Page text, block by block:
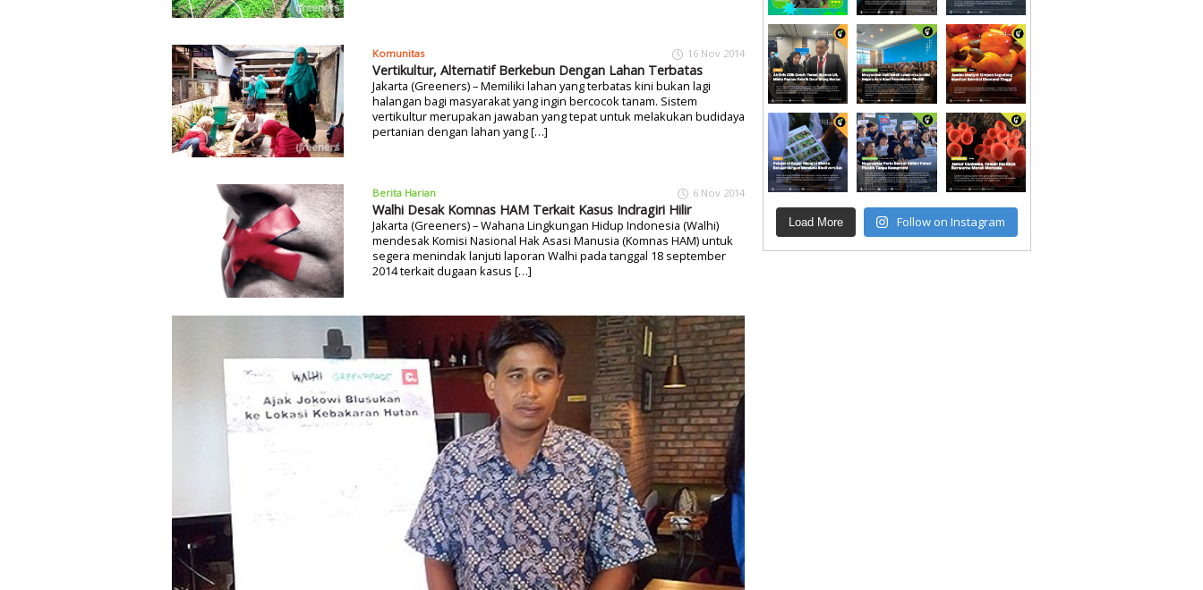
Komunitas 16 Nov 2014
Vertikultur, Alternatif Berkebun Dengan Lahan Terbatas
Jakarta (Greeners) – Memiliki lahan yang terbatas kini bukan lagi
halangan bagi masyarakat yang ingin bercocok tanam. Sistem
vertikultur merupakan jawaban yang tepat untuk melakukan budidaya
pertanian dengan lahan yang […]
Berita Harian 6 Nov 2014
Walhi Desak Komnas HAM Terkait Kasus Indragiri Hilir
Jakarta (Greeners) – Wahana Lingkungan Hidup Indonesia (Walhi)
mendesak Komisi Nasional Hak Asasi Manusia (Komnas HAM) untuk
segera menindak lanjuti laporan Walhi pada tanggal 18 september
2014 terkait dugaan kasus […]
Load More Follow on Instagram